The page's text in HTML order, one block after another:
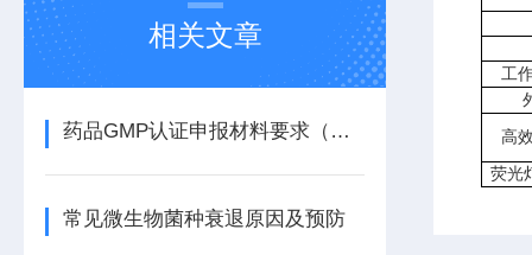
相关文章
药品GMP认证申报材料要求（细化）
常见微生物菌种衰退原因及预防
工
高
荧光